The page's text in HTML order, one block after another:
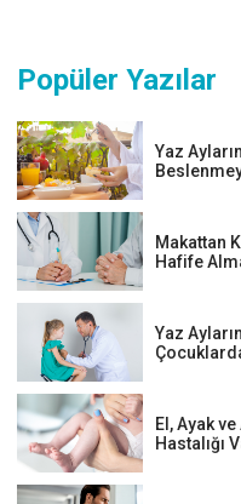
Popüler Yazılar
Yaz
Makattan
Hafife
Yaz
El, Ayak ve
Hastalığı